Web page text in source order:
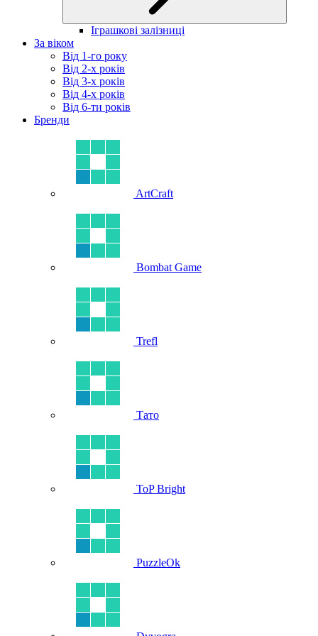
Іграшкові залізниці
За віком
Від 1-го року
Від 2-х років
Від 3-х років
Від 4-х років
Від 6-ти років
Бренди
ArtCraft
Bombat Game
Trefl
Тато
ToP Bright
PuzzleOk